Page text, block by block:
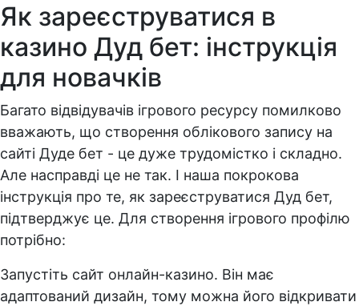
Як зареєструватися в
казино Дуд бет: інструкція
для новачків
Багато відвідувачів ігрового ресурсу помилково
вважають, що створення облікового запису на
сайті Дуде бет - це дуже трудомістко і складно.
Але насправді це не так. І наша покрокова
інструкція про те, як зареєструватися Дуд бет,
підтверджує це. Для створення ігрового профілю
потрібно:
Запустіть сайт онлайн-казино. Він має
адаптований дизайн, тому можна його відкривати